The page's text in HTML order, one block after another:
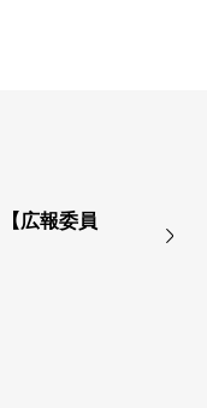
広報委員